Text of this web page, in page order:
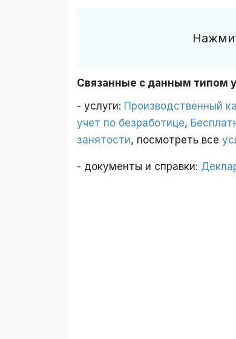
Связанные с данным типом
- услуги: Производственный
учет по безработице,
занятости, посмотреть все
- документы и справки: